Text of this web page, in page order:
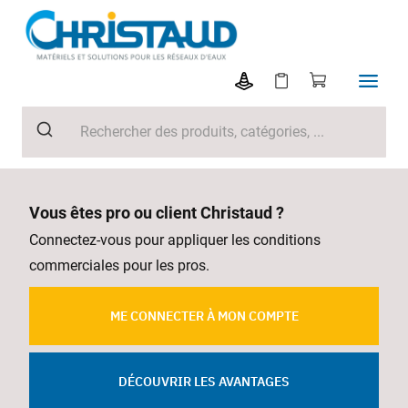
Vous êtes pro ou client Christaud ?
Connectez-vous pour appliquer les conditions
commerciales pour les pros.
ME CONNECTER À MON COMPTE
DÉCOUVRIR LES AVANTAGES